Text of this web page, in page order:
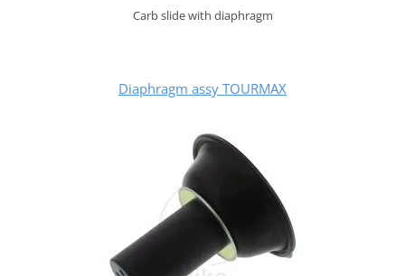
Carb slide with diaphragm
Diaphragm assy TOURMAX